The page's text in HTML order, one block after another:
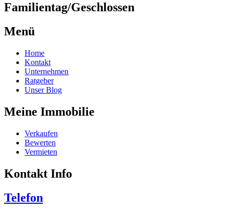
Familientag/Geschlossen
Menü
Home
Kontakt
Unternehmen
Ratgeber
Unser Blog
Meine Immobilie
Verkaufen
Bewerten
Vermieten
Kontakt Info
Telefon